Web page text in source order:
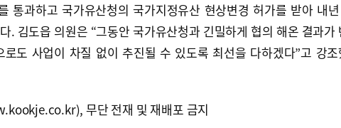
통과하고 국가유산청의 국가지정유산 현상변경 허가를 받아 내
. 김도읍 의원은 “그동안 국가유산청과 긴밀하게 협의 해온 결과가
로도 사업이 차질 없이 추진될 수 있도록 최선을 다하겠다”고 강조
무단 전재 및 재배포 금지